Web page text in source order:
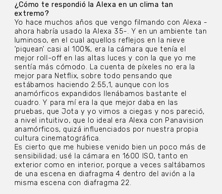
¿Cómo te respondió la Alexa en un clima tan
extremo?
Yo hace muchos años que vengo filmando con Alexa -
ahora habría usado la Alexa 35-. Y en un ambiente tan
luminoso, en el cual aquellos reflejos en la nieve
‘piquean’ casi al 100%, era la cámara que tenía el
mejor roll-off en las altas luces y con la que yo me
sentía más cómodo. La cuenta de píxeles no era la
mejor para Netflix, sobre todo pensando que
estábamos haciendo 2:55,1, aunque con los
anamórficos expandidos llenábamos bastante el
cuadro. Y para mí era la que mejor daba en las
pruebas, que Jota y yo vimos a ciegas y nos pareció,
a nivel intuitivo, que lo ideal era Alexa con Panavision
anamórficos, quizá influenciados por nuestra propia
cultura cinematográfica.
Es cierto que me hubiese venido bien un poco más de
sensibilidad; usé la cámara en 1600 ISO, tanto en
exterior como en interior, porque a veces saltábamos
de una escena en diafragma 4 dentro del avión a la
misma escena con diafragma 22.